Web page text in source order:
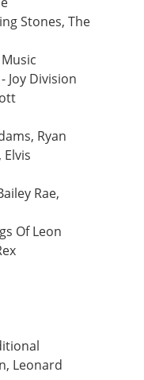
Stones, The
Joy Division
Ryan
Rae,
Of Leon
Leonard